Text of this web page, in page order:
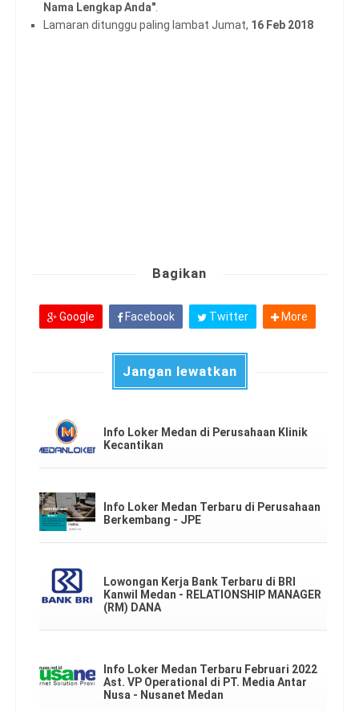
Nama Lengkap Anda".
Lamaran ditunggu paling lambat Jumat, 16 Feb 2018
Bagikan
Google Facebook Twitter More
Jangan lewatkan
Info Loker Medan di Perusahaan Klinik
Kecantikan
Info Loker Medan Terbaru di Perusahaan
Berkembang - JPE
Lowongan Kerja Bank Terbaru di BRI
Kanwil Medan - RELATIONSHIP MANAGER
(RM) DANA
Info Loker Medan Terbaru Februari 2022
Ast. VP Operational di PT. Media Antar
Nusa - Nusanet Medan